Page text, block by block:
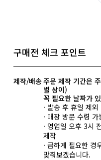
구매전 체크 포인트
제작/배송주문 제작 기간은
별 상이)
꼭 필요한 날짜가
· 발송 후 휴일 제
· 매장 방문 수령
· 영업일 오후 3시
제작
· 급하게 필요한 경
맞춰보겠습니다.